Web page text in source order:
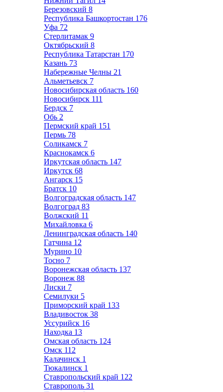
Березовский 8
Республика Башкортостан 176
Уфа 72
Стерлитамак 9
Октябрьский 8
Республика Татарстан 170
Казань 73
Набережные Челны 21
Альметьевск 7
Новосибирская область 160
Новосибирск 111
Бердск 7
Обь 2
Пермский край 151
Пермь 78
Соликамск 7
Краснокамск 6
Иркутская область 147
Иркутск 68
Ангарск 15
Братск 10
Волгоградская область 147
Волгоград 83
Волжский 11
Михайловка 6
Ленинградская область 140
Гатчина 12
Мурино 10
Тосно 7
Воронежская область 137
Воронеж 88
Лиски 7
Семилуки 5
Приморский край 133
Владивосток 38
Уссурийск 16
Находка 13
Омская область 124
Омск 112
Калачинск 1
Тюкалинск 1
Ставропольский край 122
Ставрополь 31